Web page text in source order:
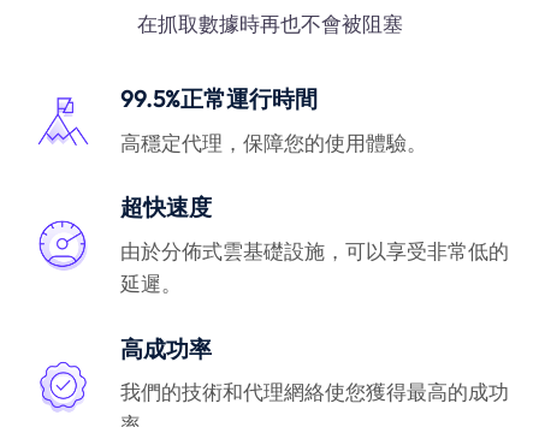
在抓取數據時再也不會被阻塞
99.5%正常運行時間
高穩定代理，保障您的使用體驗。
超快速度
由於分佈式雲基礎設施，可以享受非常低的
延遲。
高成功率
我們的技術和代理網絡使您獲得最高的成功